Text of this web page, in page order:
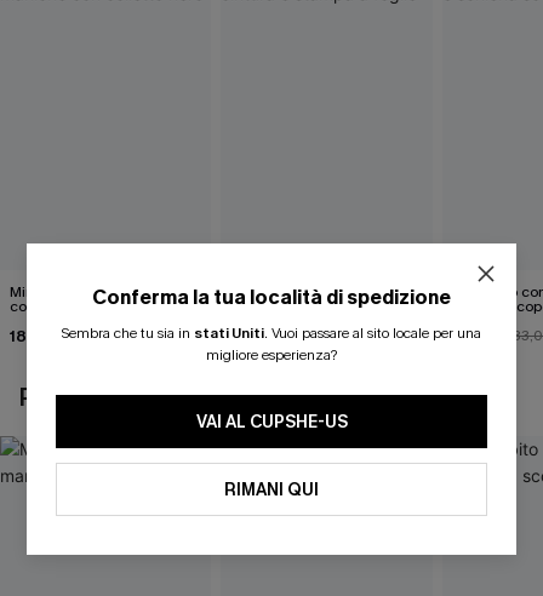
Mini abito senza maniche
con colletto nero
18,90 €
Abito monospalla con
cintura e stampa a foglie
26,90 €
Mini abito
schiena
26,00 €
POTREBBE INTERESSARTI ANCHE
Conferma la tua località di spedizione
Sembra che tu sia in stati Uniti. Vuoi passare al sito locale per una
migliore esperienza?
VAI AL CUPSHE-US
RIMANI QUI